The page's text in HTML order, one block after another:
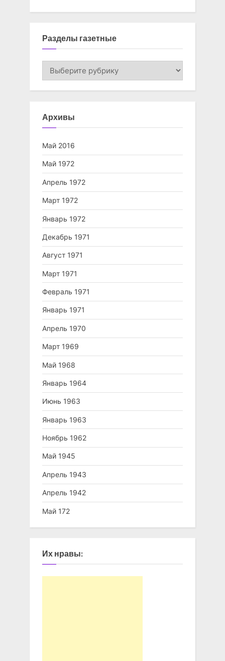
Разделы газетные
Разделы
Архивы
Май 2016
Май 1972
Апрель 1972
Март 1972
Январь 1972
Декабрь 1971
Август 1971
Март 1971
Февраль 1971
Январь 1971
Апрель 1970
Март 1969
Май 1968
Январь 1964
Июнь 1963
Январь 1963
Ноябрь 1962
Май 1945
Апрель 1943
Апрель 1942
Май 172
Их нравы: